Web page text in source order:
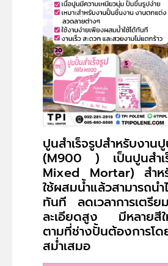
ปูนสำเร็จรูปสำหรับงาน
(M900 ) เป็นปูนสำ
Mixed Mortar) สำห
ใช้ผสมน้ำแล้วสามารถนำ
ทันที ลดเวลาการเตรี
ละเอียดสูง มีหลายสีใ
ตามที่ช่างปั้นต้องการโ
สม่ำเสมอ